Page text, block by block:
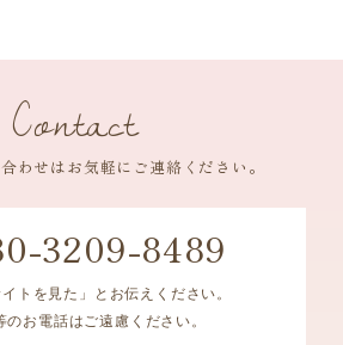
Contact
わせはお気軽にご連絡ください。
3209-8489
イトを見た」とお伝えください。
のお電話はご遠慮ください。